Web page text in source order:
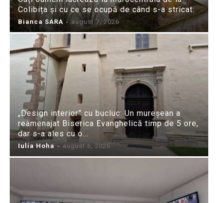
Colibița și cu ce se ocupă de când s-a stricat:
Bianca SARA - august 7, 2026
„Design interior” cu bucluc: Un mureșean a
reamenajat Biserica Evanghelică timp de 5 ore,
dar s-a ales cu o...
Iulia Hoha - august 6, 2026